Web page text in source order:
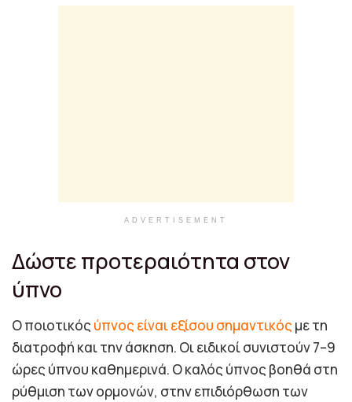
ADVERTISEMENT
Δώστε προτεραιότητα στον
ύπνο
Ο ποιοτικός ύπνος είναι εξίσου σημαντικός με τη
διατροφή και την άσκηση. Οι ειδικοί συνιστούν 7–9
ώρες ύπνου καθημερινά. Ο καλός ύπνος βοηθά στη
ρύθμιση των ορμονών, στην επιδιόρθωση των